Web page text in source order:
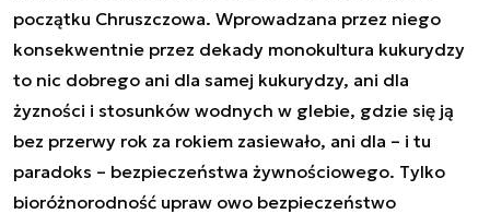
początku Chruszczowa. Wprowadzana przez niego
konsekwentnie przez dekady monokultura kukurydzy
to nic dobrego ani dla samej kukurydzy, ani dla
żyzności i stosunków wodnych w glebie, gdzie się ją
bez przerwy rok za rokiem zasiewało, ani dla – i tu
paradoks – bezpieczeństwa żywnościowego. Tylko
bioróżnorodność upraw owo bezpieczeństwo